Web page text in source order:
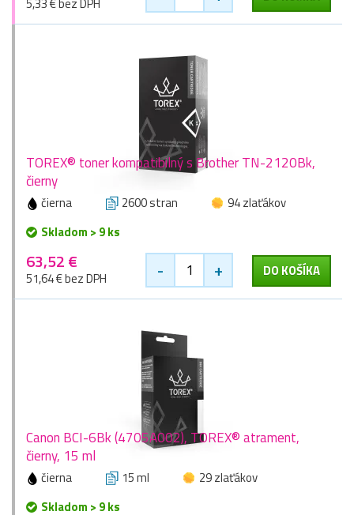
5,33 € bez DPH
TOREX® toner kompatibilný s Brother TN-2120Bk,
čierny
čierna 2600 stran
94 zlaťákov
Skladom > 9 ks
63,52 €
51,64 € bez DPH - + DO KOŠÍKA
Canon BCI-6Bk (4705A002), TOREX® atrament,
čierny, 15 ml
čierna 15 ml
29 zlaťákov
Skladom > 9 ks